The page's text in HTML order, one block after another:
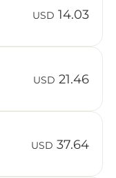
USD 14.03
USD 21.46
USD 37.64